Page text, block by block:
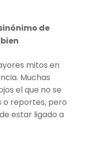
de
mitos en
Muchas
el que no se
o reportes, pero
estar ligado a